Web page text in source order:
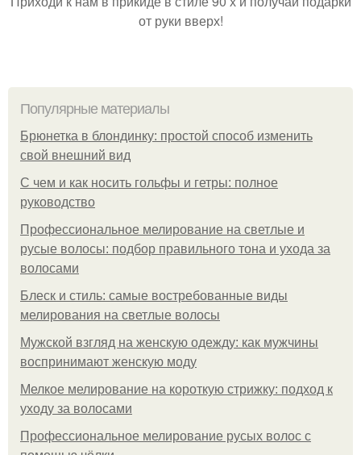
от руки вверх!
Популярные материалы
Брюнетка в блондинку: простой способ изменить
свой внешний вид
С чем и как носить гольфы и гетры: полное
руководство
Профессиональное мелирование на светлые и
русые волосы: подбор правильного тона и ухода за
волосами
Блеск и стиль: самые востребованные виды
мелирования на светлые волосы
Мужской взгляд на женскую одежду: как мужчины
воспринимают женскую моду
Мелкое мелирование на короткую стрижку: подход к
уходу за волосами
Профессиональное мелирование русых волос с